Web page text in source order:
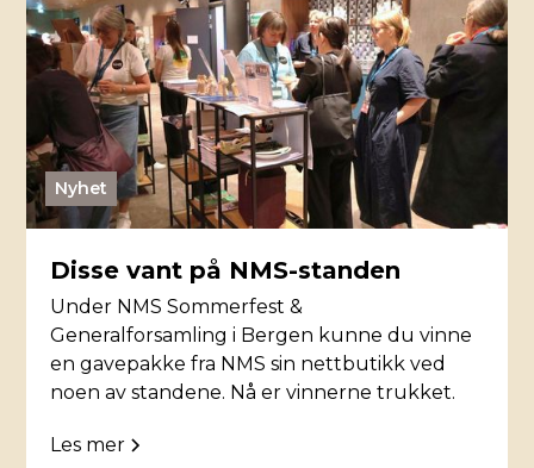
Nyhet
Disse vant på NMS-standen
Under NMS Sommerfest &
Generalforsamling i Bergen kunne du vinne
en gavepakke fra NMS sin nettbutikk ved
noen av standene. Nå er vinnerne trukket.
Les mer